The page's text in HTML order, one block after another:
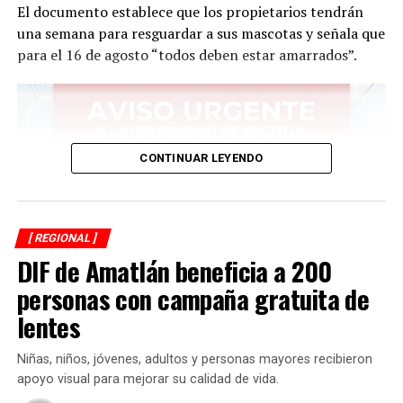
RELATED TOPICS:
DESPUÉS
El documento establece que los propietarios tendrán
una semana para resguardar a sus mascotas y señala que
para el 16 de agosto “todos deben estar amarrados”.
CONTINUAR LEYENDO
[ REGIONAL ]
DIF de Amatlán beneficia a 200
personas con campaña gratuita de
lentes
Niñas, niños, jóvenes, adultos y personas mayores recibieron
apoyo visual para mejorar su calidad de vida.